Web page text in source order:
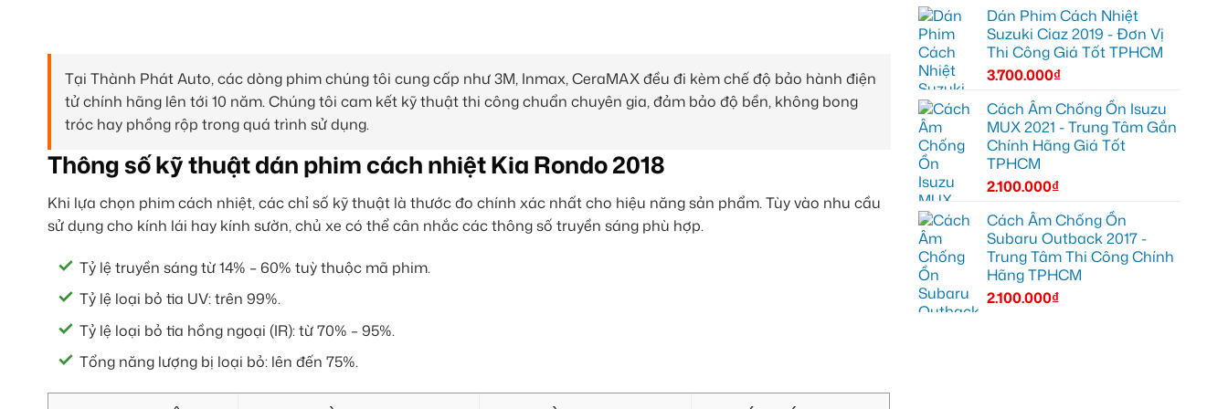
Tại Thành Phát Auto, các dòng phim chúng tôi cung cấp như 3M, Inmax, CeraMAX đều đi kèm chế độ bảo hành điện
tử chính hãng lên tới 10 năm. Chúng tôi cam kết kỹ thuật thi công chuẩn chuyên gia, đảm bảo độ bền, không bong
tróc hay phồng rộp trong quá trình sử dụng.
Thông số kỹ thuật dán phim cách nhiệt Kia Rondo 2018
Khi lựa chọn phim cách nhiệt, các chỉ số kỹ thuật là thước đo chính xác nhất cho hiệu năng sản phẩm. Tùy vào nhu cầu
sử dụng cho kính lái hay kính sườn, chủ xe có thể cân nhắc các thông số truyền sáng phù hợp.
Tỷ lệ truyền sáng từ 14% – 60% tuỳ thuộc mã phim.
Tỷ lệ loại bỏ tia UV: trên 99%.
Tỷ lệ loại bỏ tia hồng ngoại (IR): từ 70% – 95%.
Tổng năng lượng bị loại bỏ: lên đến 75%.
Dán Phim Cách Nhiệt
Suzuki Ciaz 2019 - Đơn Vị
Thi Công Giá Tốt TPHCM
3.700.000₫
Cách Âm Chống Ồn Isuzu
MUX 2021 - Trung Tâm Gắn
Chính Hãng Giá Tốt
TPHCM
2.100.000₫
Cách Âm Chống Ồn
Subaru Outback 2017 -
Trung Tâm Thi Công Chính
Hãng TPHCM
2.100.000₫